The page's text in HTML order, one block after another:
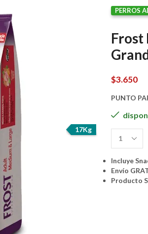
17Kg
PERROS
Frost
$3.650
PUNTO
Frost
Razas
Incluye
Envío
Producto